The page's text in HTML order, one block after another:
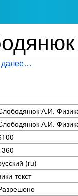
далее…
А.И.
А.И.
(ru)
текст